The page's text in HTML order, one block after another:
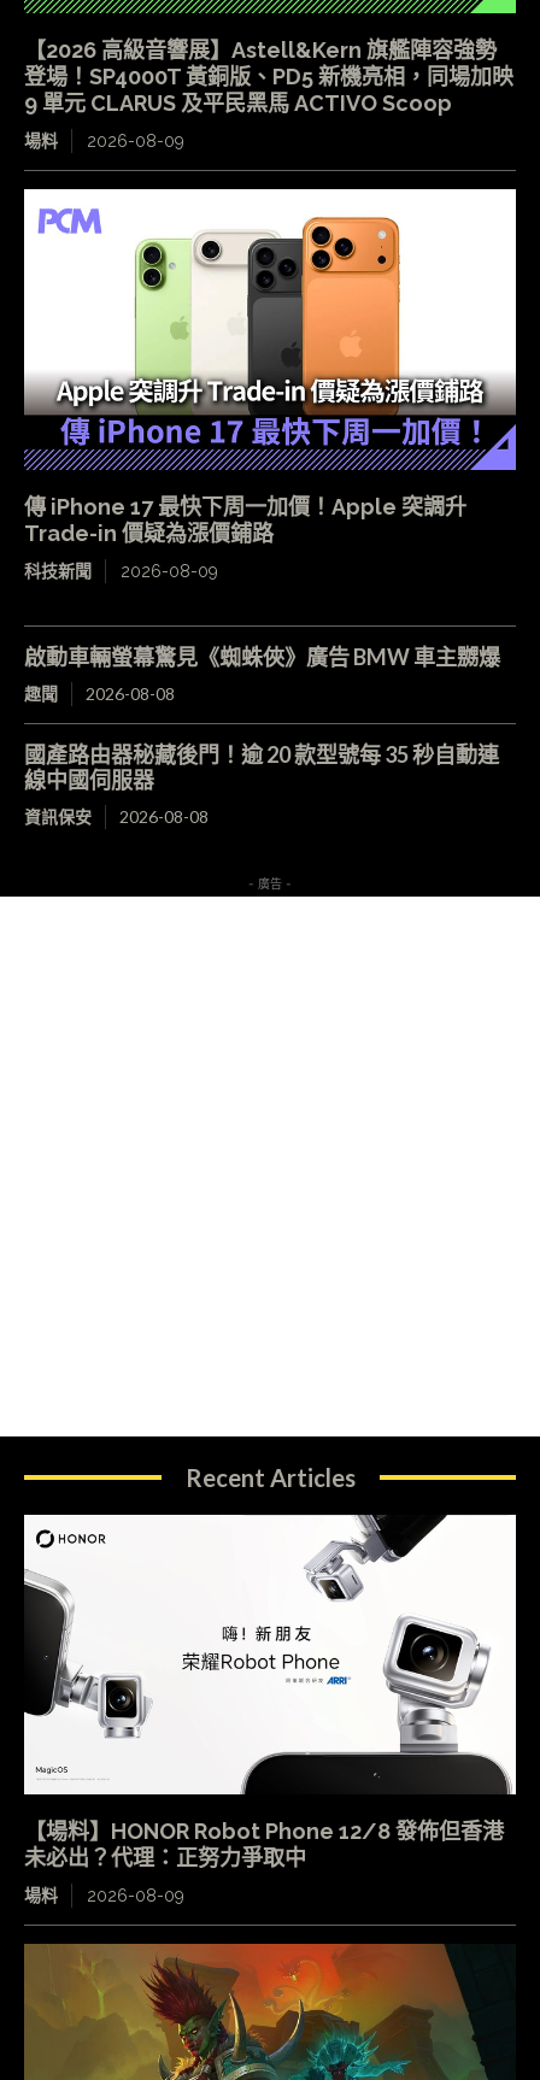
【2026 高級音響展】Astell&Kern 旗艦陣容強勢
登場！SP4000T 黃銅版、PD5 新機亮相，同場加映
9 單元 CLARUS 及平民黑馬 ACTIVO Scoop
場料 2026-08-09
傳 iPhone 17 最快下周一加價！Apple 突調升
Trade-in 價疑為漲價鋪路
科技新聞 2026-08-09
啟動車輛螢幕驚見《蜘蛛俠》廣告 BMW 車主嬲爆
趣聞 2026-08-08
國產路由器秘藏後門！逾 20 款型號每 35 秒自動連
線中國伺服器
資訊保安 2026-08-08
- 廣告 -
Recent Articles
【場料】HONOR Robot Phone 12/8 發佈但香港
未必出？代理：正努力爭取中
場料 2026-08-09